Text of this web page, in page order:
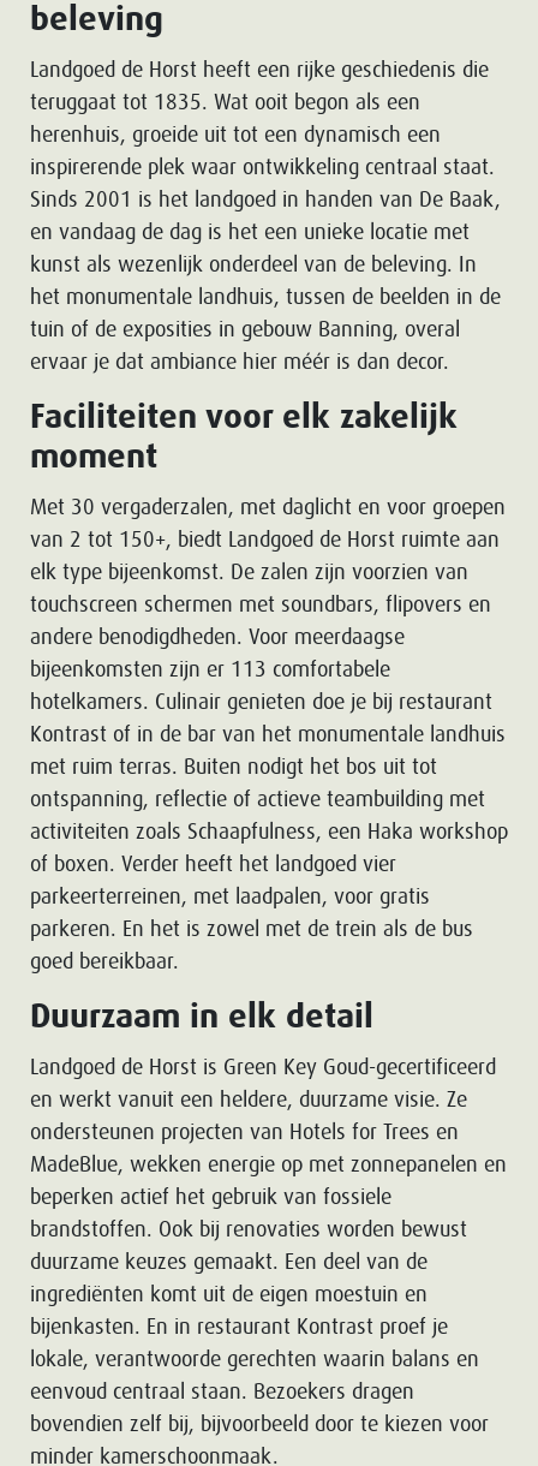
beleving
Landgoed de Horst heeft een rijke geschiedenis die
teruggaat tot 1835. Wat ooit begon als een
herenhuis, groeide uit tot een dynamisch een
inspirerende plek waar ontwikkeling centraal staat.
Sinds 2001 is het landgoed in handen van De Baak,
en vandaag de dag is het een unieke locatie met
kunst als wezenlijk onderdeel van de beleving. In
het monumentale landhuis, tussen de beelden in de
tuin of de exposities in gebouw Banning, overal
ervaar je dat ambiance hier méér is dan decor.
Faciliteiten voor elk zakelijk
moment
Met 30 vergaderzalen, met daglicht en voor groepen
van 2 tot 150+, biedt Landgoed de Horst ruimte aan
elk type bijeenkomst. De zalen zijn voorzien van
touchscreen schermen met soundbars, flipovers en
andere benodigdheden. Voor meerdaagse
bijeenkomsten zijn er 113 comfortabele
hotelkamers. Culinair genieten doe je bij restaurant
Kontrast of in de bar van het monumentale landhuis
met ruim terras. Buiten nodigt het bos uit tot
ontspanning, reflectie of actieve teambuilding met
activiteiten zoals Schaapfulness, een Haka workshop
of boxen. Verder heeft het landgoed vier
parkeerterreinen, met laadpalen, voor gratis
parkeren. En het is zowel met de trein als de bus
goed bereikbaar.
Duurzaam in elk detail
Landgoed de Horst is Green Key Goud-gecertificeerd
en werkt vanuit een heldere, duurzame visie. Ze
ondersteunen projecten van Hotels for Trees en
MadeBlue, wekken energie op met zonnepanelen en
beperken actief het gebruik van fossiele
brandstoffen. Ook bij renovaties worden bewust
duurzame keuzes gemaakt. Een deel van de
ingrediënten komt uit de eigen moestuin en
bijenkasten. En in restaurant Kontrast proef je
lokale, verantwoorde gerechten waarin balans en
eenvoud centraal staan. Bezoekers dragen
bovendien zelf bij, bijvoorbeeld door te kiezen voor
minder kamerschoonmaak.